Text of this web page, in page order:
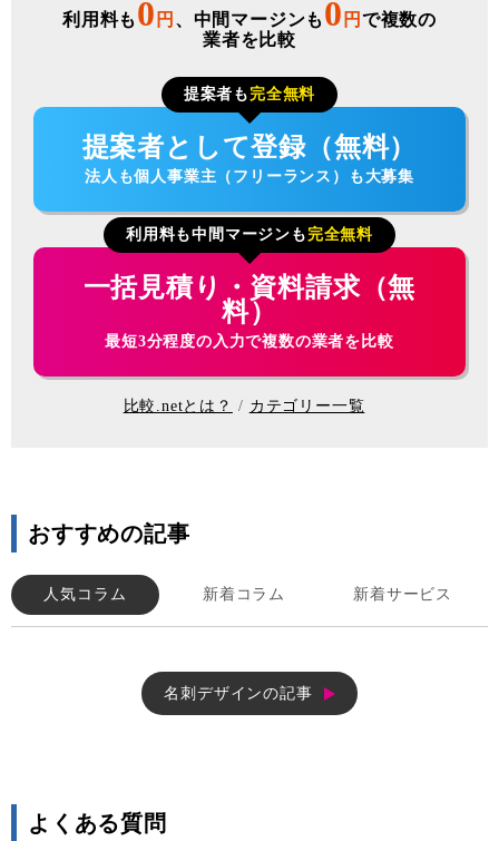
利用料も 0 円 、中間マージンも 0 円 で複数の
業者を比較
提案者も 完全無料
提案者として登録（無料）
法人も個人事業主（フリーランス）も大募集
利用料も中間マージンも 完全無料
一括見積り・資料請求（無
料）
最短3分程度の入力で複数の業者を比較
比較.netとは？ カテゴリー一覧
おすすめの記事
人気コラム 新着コラム 新着サービス
名刺デザインの記事
よくある質問